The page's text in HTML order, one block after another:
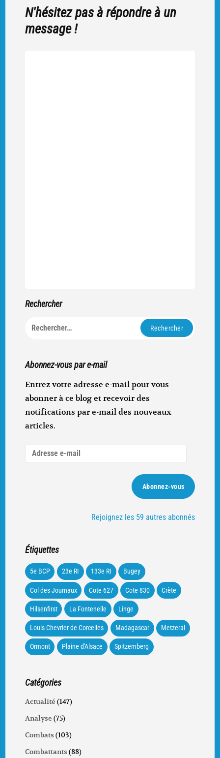
N'hésitez pas à répondre à un
message !
Rechercher
Rechercher :
Abonnez-vous par e-mail
Entrez votre adresse e-mail pour vous
abonner à ce blog et recevoir des
notifications par e-mail des nouveaux
articles.
Adresse
Abonnez-vous
Rejoignez les 59 autres abonnés
Étiquettes
5e BCP 23e RI 133e RI Bugey
Col des Journaux Cote 627 Cote 830 Crète
Hilsenfirst La Fontenelle Linge
Louis Chevrier de Corcelles Madagascar Metzeral
Ormont Plaine d'Alsace Spitzemberg
Catégories
Actualité (147)
Analyse (75)
Combats (103)
Combattants (88)